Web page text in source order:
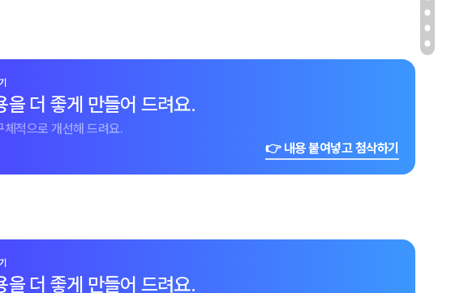
을 더 좋게 만들어 드려요.
체적으로 개선해 드려요.
👉 내용 붙여넣고 첨삭하기
을 더 좋게 만들어 드려요.